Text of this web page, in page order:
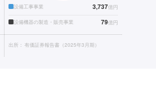
設備工事事業 3,737億円
設備機器の製造・販売事業 79億円
出所： 有価証券報告書（2025年3月期）